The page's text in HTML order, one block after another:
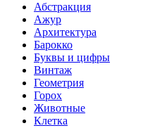
Абстракция
Ажур
Архитектура
Барокко
Буквы и цифры
Винтаж
Геометрия
Горох
Животные
Клетка